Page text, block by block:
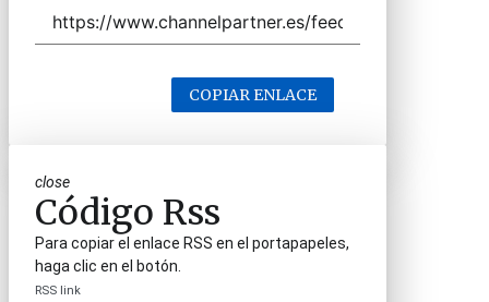
COPIAR ENLACE
close
Código Rss
Para copiar el enlace RSS en el portapapeles,
haga clic en el botón.
RSS link